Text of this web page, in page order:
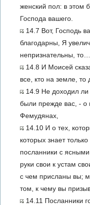
женский пол: в этом
Господа вашего.
14.7 Вот, Господь
благодарны, Я
непризнательны,
14.8 И Моисей
все, кто на земле, то
14.9 Не доходил ли
были прежде вас, - о
Фемудянах,
14.10 И о тех,
которых знает
посланники с
руки свои к устам
с чем присланы вы;
том, к чему вы
14.11 Посланники